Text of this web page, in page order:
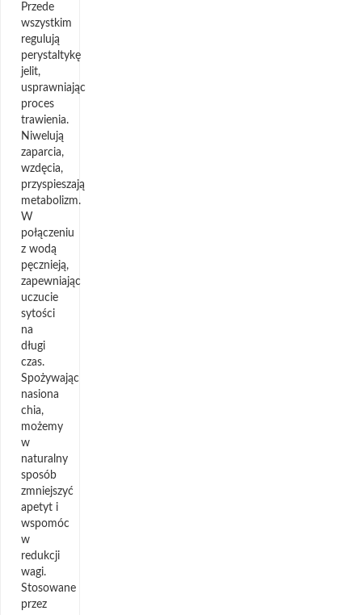
Przede
wszystkim
regulują
perystaltykę
jelit,
usprawniając
proces
trawienia.
Niwelują
zaparcia,
wzdęcia,
przyspieszają
metabolizm.
W
połączeniu
z wodą
pęcznieją,
zapewniając
uczucie
sytości
na
długi
czas.
Spożywając
nasiona
chia,
możemy
w
naturalny
sposób
zmniejszyć
apetyt i
wspomóc
w
redukcji
wagi.
Stosowane
przez